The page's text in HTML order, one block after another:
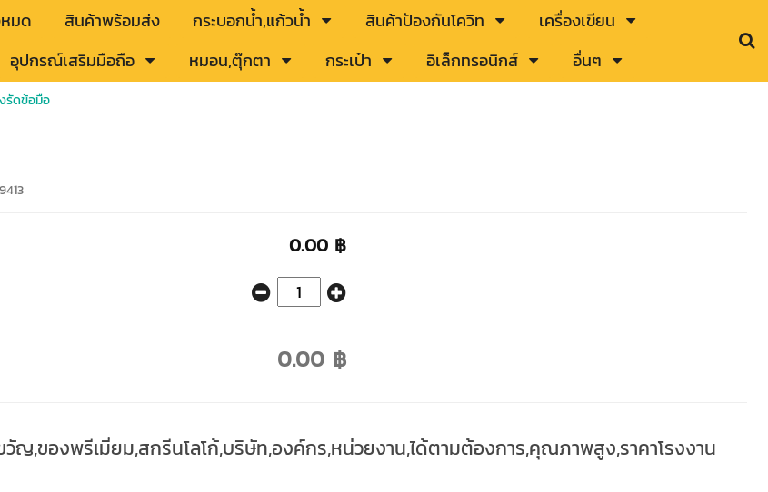
มด สินค้าพร้อมส่ง กระบอกน้ำ,แก้วน้ำ สินค้าป้องกันโควิท
เครื่องเขียน
อุปกรณ์เสริมมือถือ หมอน,ตุ๊กตา กระเป๋า อิเล็กทรอนิกส์ อื่นๆ
รัดข้อมือ
0.00 ฿
0.00 ฿
ญ,ของพรีเมี่ยม,สกรีนโลโก้,บริษัท,องค์กร,หน่วยงาน,ได้ตามต้องการ,คุณภาพสูง,ราคาโรงงาน